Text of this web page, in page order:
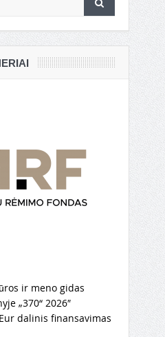
ir meno gidas
„370“ 2026″
dalinis finansavimas